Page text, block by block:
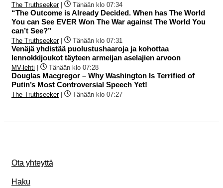
The Truthseeker| Tänään klo 07:34
“The Outcome is Already Decided. When has The World
You can See EVER Won The War against The World You
can’t See?”
The Truthseeker| Tänään klo 07:31
Venäjä yhdistää puolustushaaroja ja kohottaa
lennokkijoukot täyteen armeijan aselajien arvoon
MV-lehti Tänään klo 07:28
Douglas Macgregor – Why Washington Is Terrified of
Putin’s Most Controversial Speech Yet!
The Truthseeker| Tänään klo 07:27
Ota yhteyttä
Haku